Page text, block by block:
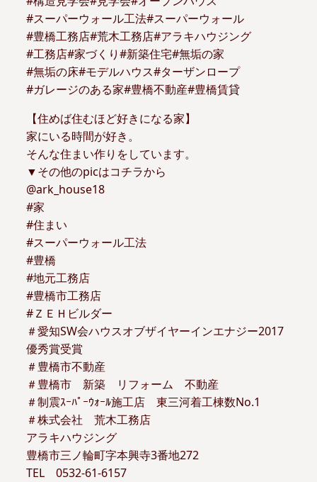
#スーパーウォール工法#スーパーウォール
#豊橋工務店#荒木工務店#アラキハウジング
#工務店#家づくり#新築住宅#無垢の家
#無垢の床#モデルハウス#ターザンロープ
#ガレージのある家#豊橋不動産#豊橋賃貸
【住めば住むほど好きになる家】
家にいる時間が好き。
そんな住まい作りをしています。
▼その他のpicはコチラから
@ark_house18
#家
#住まい
#スーパーウォール工法
#豊橋
#地元工務店
#豊橋市工務店
#ＺＥＨビルダー
＃愛知SW会ハウスオブザイヤーインエナジー2017
優秀賞受賞
＃豊橋市不動産
＃豊橋市 新築 リフォーム 不動産
＃制震ｽｰﾊﾟｰｳｫｰﾙ施工店 東三河着工棟数No.1
＃株式会社 荒木工務店
アラキハウジング
豊橋市三ノ輪町字本興寺3番地272
TEL 0532-61-6157